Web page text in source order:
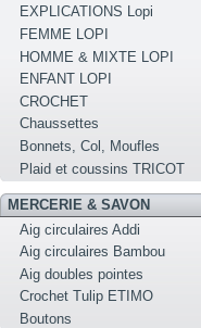
EXPLICATIONS Lopi
FEMME LOPI
HOMME & MIXTE LOPI
ENFANT LOPI
CROCHET
Chaussettes
Bonnets, Col, Moufles
Plaid et coussins TRICOT
MERCERIE & SAVON
Aig circulaires Addi
Aig circulaires Bambou
Aig doubles pointes
Crochet Tulip ETIMO
Boutons